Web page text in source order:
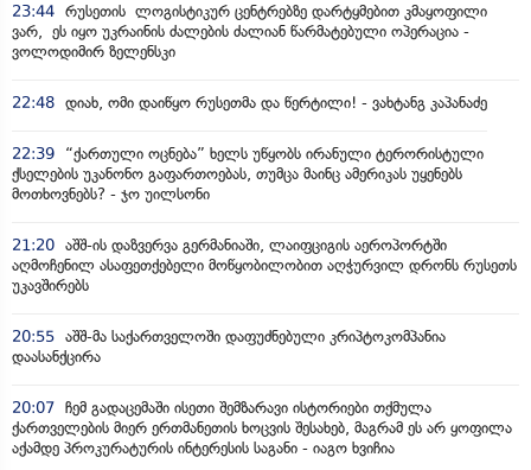
23:44 რუსეთის ლოგისტიკურ ცენტრებზე დარტყმებით კმაყოფილი
ვარ, ეს იყო უკრაინის ძალების ძალიან წარმატებული ოპერაცია -
ვოლოდიმირ ზელენსკი
22:48 დიახ, ომი დაიწყო რუსეთმა და წერტილი! - ვახტანგ კაპანაძე
22:39
“ქართული ოცნება” ხელს უწყობს ირანული ტერორისტული
ქსელების უკანონო გაფართოებას, თუმცა მაინც ამერიკას უყენებს
მოთხოვნებს? - ჯო უილსონი
21:20 აშშ-ის დაზვერვა გერმანიაში, ლაიფციგის აეროპორტში
აღმოჩენილ ასაფეთქებელი მოწყობილობით აღჭურვილ დრონს რუსეთს
უკავშირებს
20:55 აშშ-მა საქართველოში დაფუძნებული კრიპტოკომპანია
დაასანქცირა
20:07 ჩემ გადაცემაში ისეთი შემზარავი ისტორიები თქმულა
ქართველების მიერ ერთმანეთის ხოცვის შესახებ, მაგრამ ეს არ ყოფილა
აქამდე პროკურატურის ინტერესის საგანი - იაგო ხვიჩია